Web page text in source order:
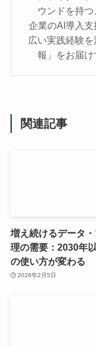
ウンドを持つ
企業のAI導入
広い実践経験
報」をお届け
関連記事
増え続けるデータ
理の需要：2030年
の使い方が変わる
2026年2月5日